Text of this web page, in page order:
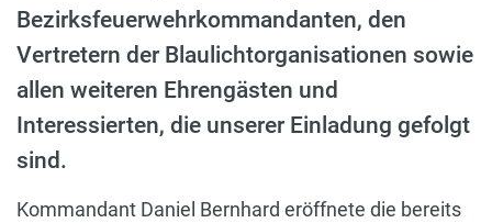
Bezirksfeuerwehrkommandanten, den
Vertretern der Blaulichtorganisationen sowie
allen weiteren Ehrengästen und
Interessierten, die unserer Einladung gefolgt
sind.
Kommandant Daniel Bernhard eröffnete die bereits